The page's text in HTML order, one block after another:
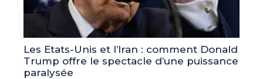
Les Etats-Unis et l’Iran : comment Donald
Trump offre le spectacle d’une puissance
paralysée